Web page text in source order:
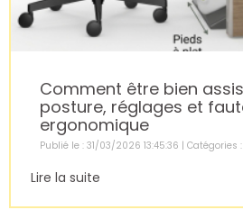
Comment être bien
posture, réglages et
ergonomique
Publié le : 31/03/2026 13:45:36 | Catégories :
Lire la suite